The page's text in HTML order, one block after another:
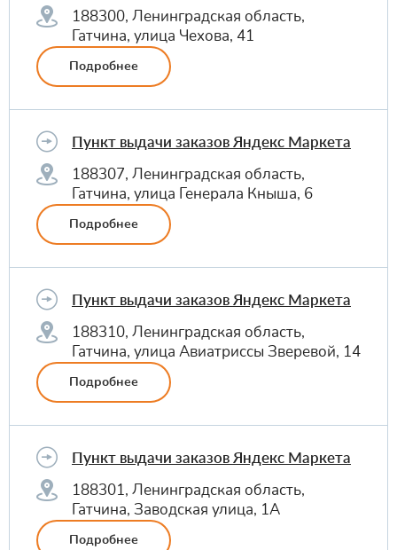
188300, Ленинградская область,
Гатчина, улица Чехова, 41
Подробнее
Пункт выдачи заказов Яндекс Маркета
188307, Ленинградская область,
Гатчина, улица Генерала Кныша, 6
Подробнее
Пункт выдачи заказов Яндекс Маркета
188310, Ленинградская область,
Гатчина, улица Авиатриссы Зверевой, 14
Подробнее
Пункт выдачи заказов Яндекс Маркета
188301, Ленинградская область,
Гатчина, Заводская улица, 1А
Подробнее